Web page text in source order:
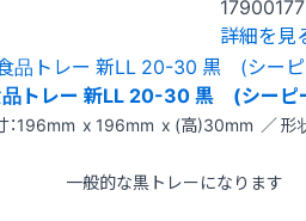
詳細を見
トレー 新LL 20-30 黒 (シーピ
：196mm x 196mm x (高)30mm ／ 形
一般的な黒トレーになります